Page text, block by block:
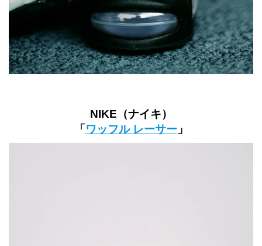
NIKE（ナイキ）
「ワッフル レーサー 」